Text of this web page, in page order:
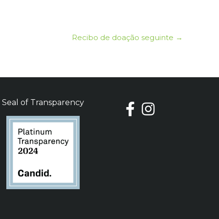
Recibo de doação seguinte →
Seal of Transparency